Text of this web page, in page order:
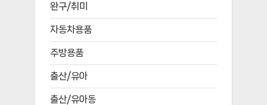
완구/취미
자동차용품
주방용품
출산/유아
출산/유아동